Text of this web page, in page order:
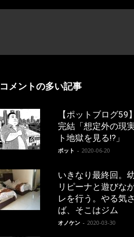
コメントの多い記事
【ポットブログ59
完結「想定外の現
ト地獄を見る!?」
ポット - 2020-06-20
いきなり最終回。
リピーナと遊びな
レを行う。やる気
ば、そこはジム
オノケン - 2020-03-30